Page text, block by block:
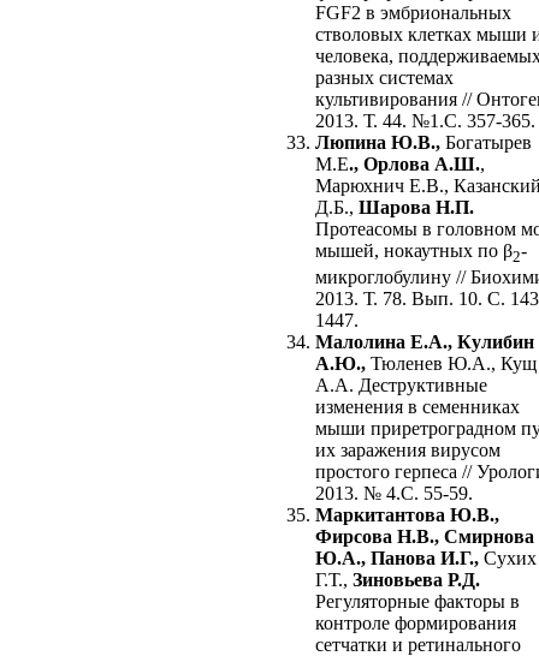
FGF2 в эмбриональных
стволовых клетках мыши
человека,
разных системах
культивирования //
2013. Т. 44. №1.С. 357-365.
Люпина Ю.В., Богатырев
М.Е., Орлова А.Ш.,
Марюхнич Е.В.,
Д.Б., Шарова Н.П.
Протеасомы в головном
мышей, нокаутных по β2-
микроглобулину //
2013. Т. 78. Вып. 10. С.
1447.
Малолина Е.А., Кулибин
А.Ю., Тюленев Ю.А., Кущ
А.А. Деструктивные
изменения в семенниках
мыши приретроградном
их заражения вирусом
простого герпеса //
2013. № 4.С. 55-59.
Маркитантова Ю.В.,
Фирсова Н.В., Смирнова
Ю.А., Панова И.Г., Cухих
Г.Т., Зиновьева Р.Д.
Регуляторные факторы в
контроле формирования
сетчатки и ретинального